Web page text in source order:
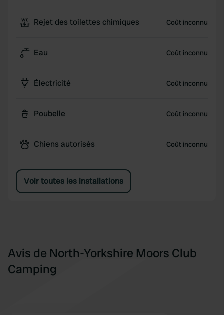
Rejet des toilettes chimiques Coût inconnu
Eau Coût inconnu
Électricité Coût inconnu
Poubelle Coût inconnu
Chiens autorisés Coût inconnu
Voir toutes les installations
Avis de North-Yorkshire Moors Club
Camping